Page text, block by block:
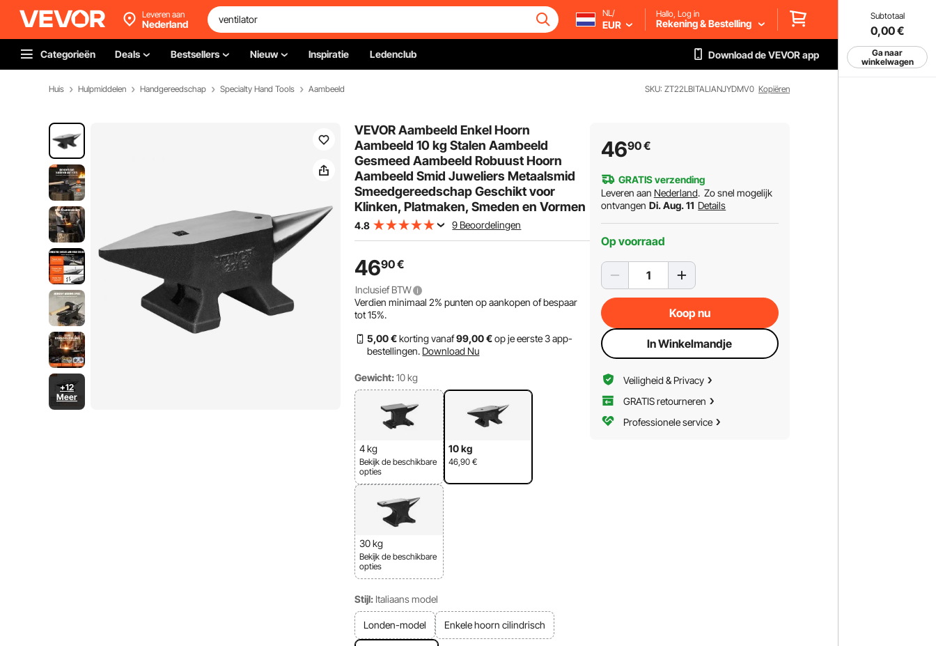
Subtotaal
0,00€
Ga naar
winkelwagen
Leveren aan
Nederland
NL/
EUR
Hallo, Log in
Rekening & Bestelling
Categorieën Deals Bestsellers Nieuw Inspiratie Ledenclub Download de VEVOR app
Huis Hulpmiddelen Handgereedschap Specialty Hand Tools Aambeeld SKU: ZT22LBITALIANJYDMV0 Kopiëren
+12
Meer
VEVOR Aambeeld Enkel Hoorn
Aambeeld 10 kg Stalen Aambeeld
Gesmeed Aambeeld Robuust Hoorn
Aambeeld Smid Juweliers Metaalsmid
Smeedgereedschap Geschikt voor
Klinken, Platmaken, Smeden en Vormen
4.8 9 Beoordelingen
4690€
Inclusief BTW
Verdien minimaal2% punten op aankopen of bespaar
tot15%.
5,00 €korting vanaf99,00 €op je eerste 3 app-
bestellingen. Download Nu
Gewicht: 10 kg
4 kg
Bekijk de beschikbare
opties
10 kg
46,90 €
30 kg
Bekijk de beschikbare
opties
Stijl: Italiaans model
Londen-model Enkele hoorn cilindrisch
4690€
GRATIS verzending
Leveren aan Nederland. Zo snel mogelijk
ontvangen Di. Aug. 11 Details
Op voorraad
Koop nu
In Winkelmandje
Veiligheid & Privacy
GRATIS retourneren
Professionele service